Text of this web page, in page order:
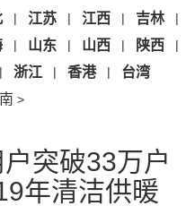
| 江苏 | 江西 | 吉林 |
| 山东 | 山西 | 陕西 |
| 浙江 | 香港 |
台湾
>
突破33万户
年清洁供暖